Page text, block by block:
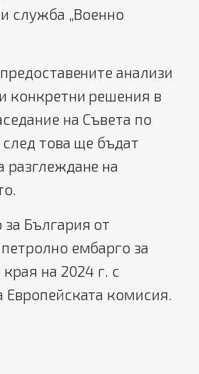
и служба „Военно
анализи
конкретни решения в
на Съвета по
това ще бъдат
разглеждане на
България от
ембарго за
на 2024 г. с
Европейската комисия.